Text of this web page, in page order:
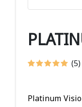
(5)
Platinum